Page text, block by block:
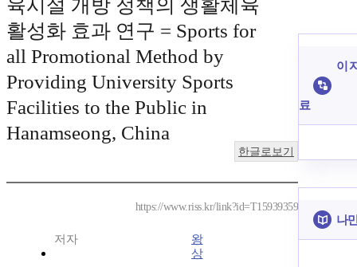
육시설 개방 정책의 생활체육
활성화 효과 연구 = Sports for
all Promotional Method by
Providing University Sports
Facilities to the Public in
Hanamseong, China
한글로보기
https://www.riss.kr/link?id=T15939359
저자
왕
상
이
료
나